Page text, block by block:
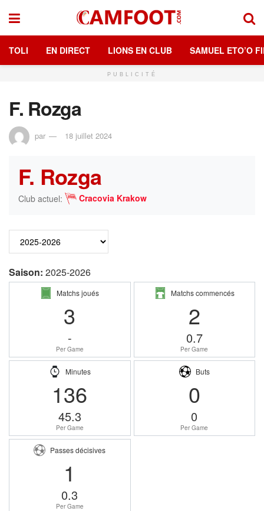
TOLI EN DIRECT LIONS EN CLUB SAMUEL ETO’O
PUBLICITÉ
F. Rozga
par 18 juillet 2024
F. Rozga
Club actuel: Cracovia Krakow
Saison: 2025-2026
Matchs joués
3
-
Per Game
Matchs commencés
2
0.7
Per Game
Minutes
136
45.3
Per Game
Buts
0
0
Per Game
Passes décisives
1
0.3
Per Game